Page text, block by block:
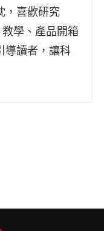
，喜歡研究
學、產品開箱
導讀者，讓科